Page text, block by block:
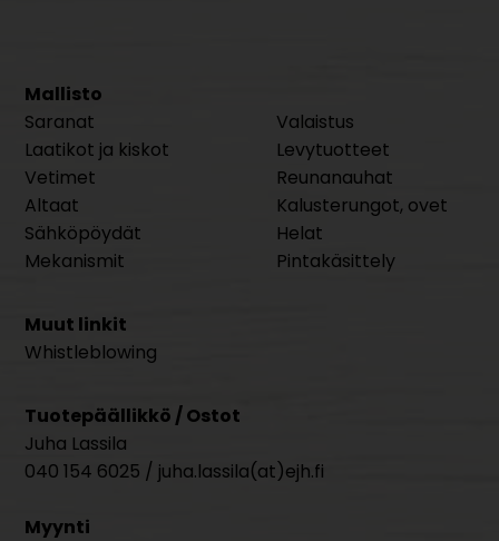
Mallisto
Saranat
Laatikot ja kiskot
Vetimet
Altaat
Sähköpöydät
Mekanismit
Valaistus
Levytuotteet
Reunanauhat
Kalusterungot, ovet
Helat
Pintakäsittely
Muut linkit
Whistleblowing
Tuotepäällikkö / Ostot
Juha Lassila
040 154 6025 / juha.lassila(at)ejh.fi
Myynti